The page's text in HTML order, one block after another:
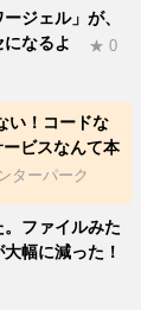
ジェル」が、
なるよ
★ 0
い！コードな
ビスなんて本
ターパーク
。ファイルみた
幅に減った！